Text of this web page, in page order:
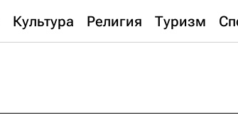
Культура Религия Туризм